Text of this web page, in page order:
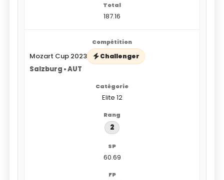
187.16
Mozart Cup 2023 Challenger
Salzburg • AUT
Elite 12
2
60.69